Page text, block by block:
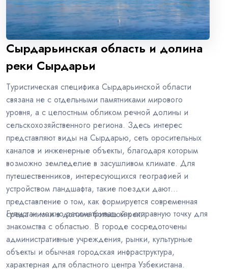
Сырдарьинская область и долина
реки Сырдарьи
Туристическая специфика Сырдарьинской области
связана не с отдельными памятниками мирового
уровня, а с целостным обликом речной долины и
сельскохозяйственного региона. Здесь интерес
представляют виды на Сырдарью, сеть оросительных
каналов и инженерные объекты, благодаря которым
возможно земледелие в засушливом климате. Для
путешественников, интересующихся географией и
устройством ландшафта, такие поездки дают
представление о том, как формируется современная
среда жизни в долине большой реки.
Гулистан можно рассматривать как отправную точку для
знакомства с областью. В городе сосредоточены
административные учреждения, рынки, культурные
объекты и обычная городская инфраструктура,
характерная для областного центра Узбекистана.